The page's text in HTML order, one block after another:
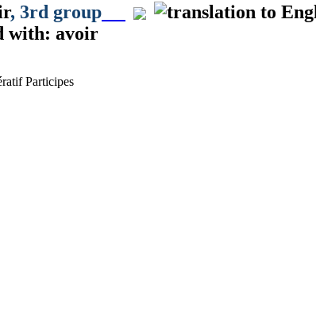
, 3rd group
with: avoir
Participes